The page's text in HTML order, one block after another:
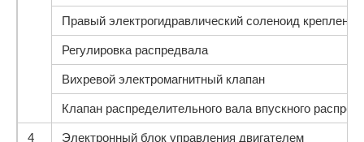
Правый электрогидравлический соленоид крепления
Регулировка распредвала
Вихревой электромагнитный клапан
Клапан распределительного вала впускного
4 Электронный блок управления двигателем